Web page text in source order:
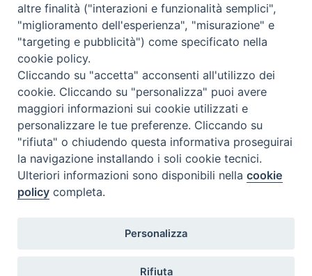
c
e
b
o
o
k
n
t
e
r
e
s
t
n
k
e
d
I
n
r
e
a
d
s
a
t
s
A
p
p
l
e
g
r
a
archivio storico
“Giubilei. Il perdono che
ridona la vita”: dal 14 al 27
luglio la 18esima mostra
diocesana a Termoli
Messaggio di auguri per il
60esimo anniversario
ordinazione di Mons.
Domenico D’Ambrosio
Piazza Sant'Antonio, 6
altre finalità ("interazioni e funzionalità semplici",
"miglioramento dell'esperienza", "misurazione" e
"targeting e pubblicità") come specificato nella
cookie policy.
Cliccando su "accetta" acconsenti all'utilizzo dei
cookie. Cliccando su "personalizza" puoi avere
maggiori informazioni sui cookie utilizzati e
personalizzare le tue preferenze. Cliccando su
"rifiuta" o chiudendo questa informativa proseguirai
la navigazione installando i soli cookie tecnici.
Ulteriori informazioni sono disponibili nellacookie
policy completa.
Personalizza
Rifiuta